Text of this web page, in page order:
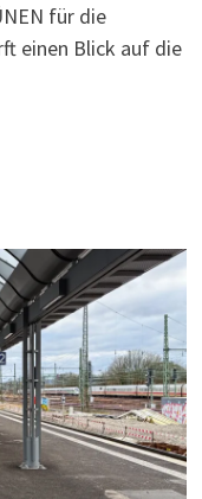
für die
einen Blick auf die